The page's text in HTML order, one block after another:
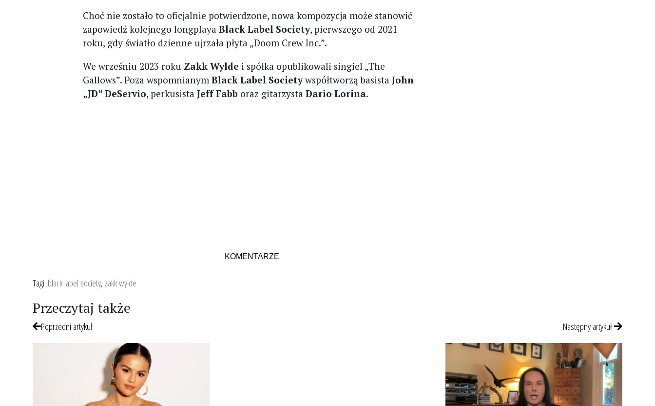
Choć nie zostało to oficjalnie potwierdzone, nowa kompozycja może stanowić
zapowiedź kolejnego longplayaBlack Label Society, pierwszego od 2021
roku, gdy światło dzienne ujrzała płyta „Doom Crew Inc.”.
We wrześniu 2023 roku Zakk Wylde i spółka opublikowali singiel „The
Gallows”. Poza wspomnianymBlack Label Societywspółtworzą basista John
„JD” DeServio, perkusistaJeff Fabb oraz gitarzystaDario Lorina.
KOMENTARZE
Tagi: black label society, zakk wylde
Przeczytaj także
Poprzedni artykuł Następny artykuł